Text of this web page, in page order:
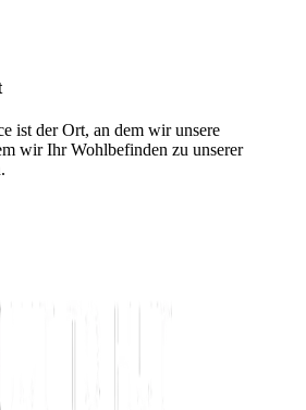
ist der Ort, an dem wir unsere
wir Ihr Wohlbefinden zu unserer